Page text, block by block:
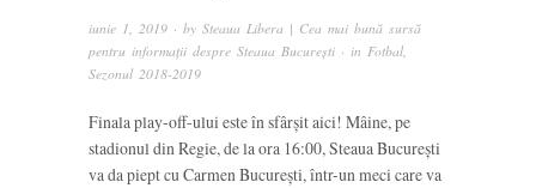
iunie 1, 2019 · by Steaua Libera | Cea mai bună sursă
pentru informații despre Steaua București · in Fotbal,
Sezonul 2018-2019
Finala play-off-ului este în sfârșit aici! Mâine, pe
stadionul din Regie, de la ora 16:00, Steaua București
va da piept cu Carmen București, într-un meci care va